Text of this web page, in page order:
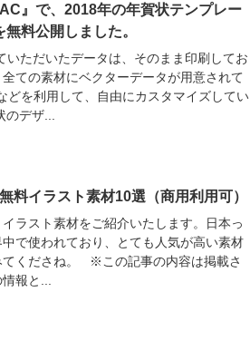
』で、2018年の年賀状テンプレー
料公開しました。
いただいたデータは、そのまま印刷してお
ての素材にベクターデータが用意されて
どを利用して、自由にカスタマイズしてい
デザ...
料イラスト素材10選（商用利用可）
ラスト素材をご紹介いたします。日本っ
で使われており、とても人気が高い素材
てくださね。 ※この記事の内容は掲載さ
報と...